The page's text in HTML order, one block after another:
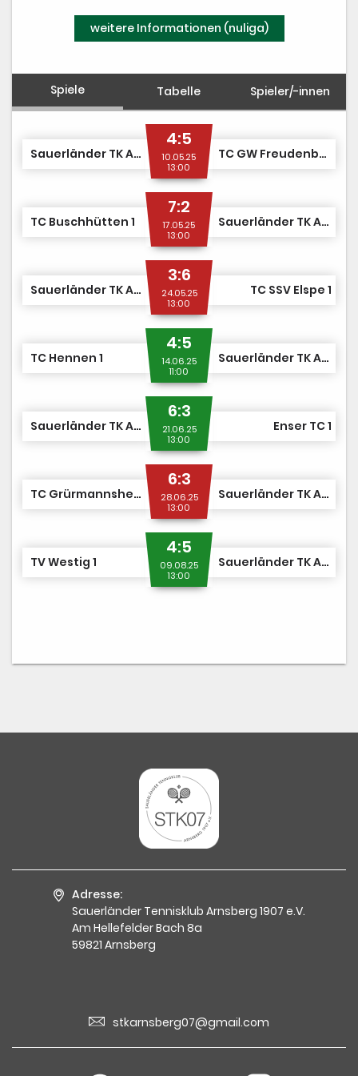
weitere Informationen (nuliga)
Spiele Tabelle Spieler/-innen
Sauerländer TK Arnsberg 1907 1
4:5
10.05.25
13:00
TC GW Freudenberg 1
TC Buschhütten 1
7:2
17.05.25
13:00
Sauerländer TK Arnsberg 1907 1
Sauerländer TK Arnsberg 1907 1
3:6
24.05.25
13:00
TC SSV Elspe 1
TC Hennen 1
4:5
14.06.25
11:00
Sauerländer TK Arnsberg 1907 1
Sauerländer TK Arnsberg 1907 1
6:3
21.06.25
13:00
Enser TC 1
TC Grürmannsheide 1
6:3
28.06.25
13:00
Sauerländer TK Arnsberg 1907 1
TV Westig 1
4:5
09.08.25
13:00
Sauerländer TK Arnsberg 1907 1
Adresse:
Sauerländer Tennisklub Arnsberg 1907 e.V.
Am Hellefelder Bach 8a
59821 Arnsberg
stkarnsberg07@gmail.com